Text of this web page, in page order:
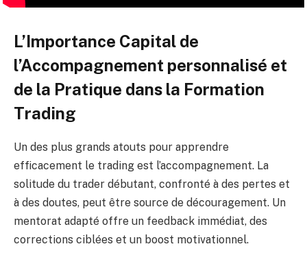
L’Importance Capital de
l’Accompagnement personnalisé et
de la Pratique dans la Formation
Trading
Un des plus grands atouts pour apprendre
efficacement le trading est l’accompagnement. La
solitude du trader débutant, confronté à des pertes et
à des doutes, peut être source de découragement. Un
mentorat adapté offre un feedback immédiat, des
corrections ciblées et un boost motivationnel.